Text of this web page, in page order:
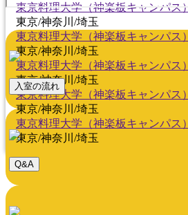
東京料理大学（神楽板キャンパス）
東京/神奈川/埼玉
東京料理大学（神楽板キャンパス）
東京/神奈川/埼玉
東京料理大学（神楽板キャンパス）
東京/神奈川/埼玉
東京料理大学（神楽板キャンパス）
東京/神奈川/埼玉
東京料理大学（神楽板キャンパス）
東京/神奈川/埼玉
入室の流れ
Q&A